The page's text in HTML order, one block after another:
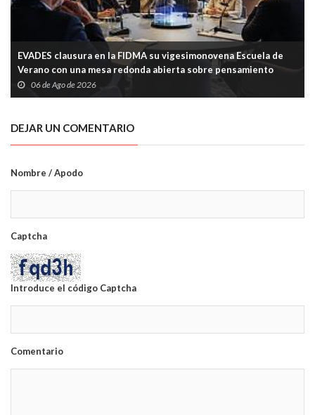
EVADES clausura en la FIDMA su vigesimonovena Escuela de
Verano con una mesa redonda abierta sobre pensamiento
crítico y tecnología
06 de Ago de 2026
DEJAR UN COMENTARIO
Nombre / Apodo
Captcha
Introduce el código Captcha
Comentario